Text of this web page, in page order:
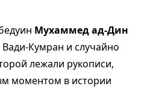
Мухаммед ад-Дин
Вади-Кумран и случайно
лежали рукописи,
моментом в истории